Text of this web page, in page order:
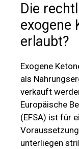
Die
exogene
erlaubt?
Exogene
als
verkauft
Europäische
(EFSA) ist für
unterliegen